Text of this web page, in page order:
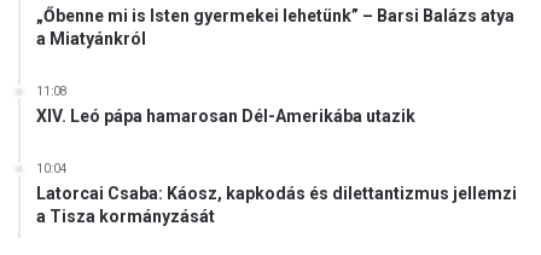
„Őbenne mi is Isten gyermekei lehetünk” – Barsi Balázs atya
a Miatyánkról
11:08
XIV. Leó pápa hamarosan Dél-Amerikába utazik
10:04
Latorcai Csaba: Káosz, kapkodás és dilettantizmus jellemzi
a Tisza kormányzását